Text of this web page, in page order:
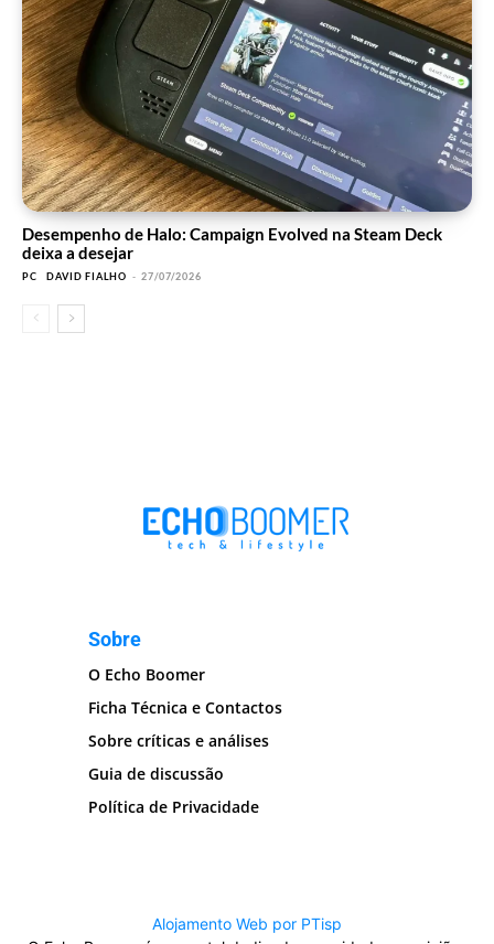
Desempenho de Halo: Campaign Evolved na Steam Deck
deixa a desejar
PC DAVID FIALHO - 27/07/2026
Sobre
O Echo Boomer
Ficha Técnica e Contactos
Sobre críticas e análises
Guia de discussão
Política de Privacidade
Alojamento Web por PTisp